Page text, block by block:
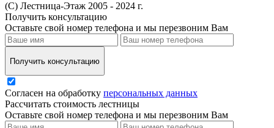
(С) Лестница-Этаж 2005 - 2024 г.
Получить консультацию
Оставьте свой номер телефона и мы перезвоним Вам
Получить консультацию
Согласен на обработку персональных данных
Рассчитать стоимость лестницы
Оставьте свой номер телефона и мы перезвоним Вам